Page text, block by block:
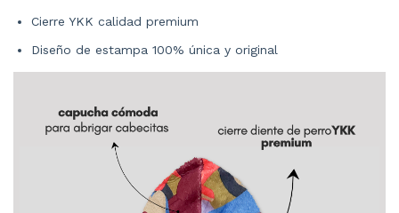
Cierre YKK calidad premium
Diseño de estampa 100% única y original